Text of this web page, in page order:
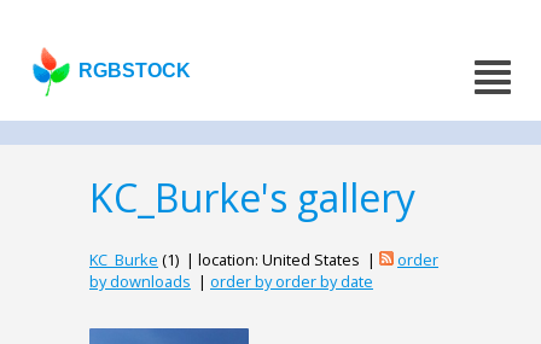
RGBSTOCK
KC_Burke's gallery
KC_Burke (1) | location: United States |
order
by downloads | order by order by date